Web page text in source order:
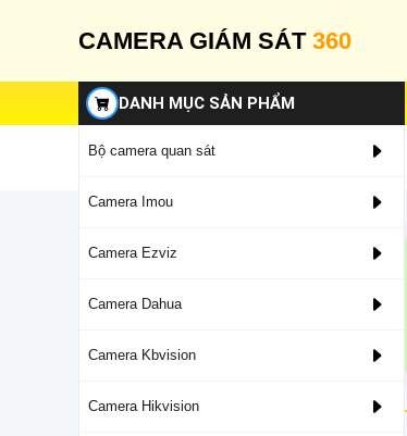
CAMERA GIÁM SÁT 360
DANH MỤC SẢN PHẨM
Bộ camera quan sát
Camera Imou
Camera Ezviz
Camera Dahua
Camera Kbvision
Camera Hikvision